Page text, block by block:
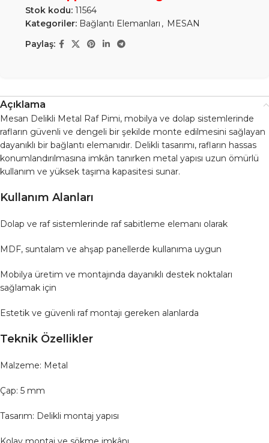
Stok kodu: 11564
Kategoriler: Bağlantı Elemanları , MESAN
Paylaş:
Açıklama
Mesan Delikli Metal Raf Pimi, mobilya ve dolap sistemlerinde
rafların güvenli ve dengeli bir şekilde monte edilmesini sağlayan
dayanıklı bir bağlantı elemanıdır. Delikli tasarımı, rafların hassas
konumlandırılmasına imkân tanırken metal yapısı uzun ömürlü
kullanım ve yüksek taşıma kapasitesi sunar.
Kullanım Alanları
Dolap ve raf sistemlerinde raf sabitleme elemanı olarak
MDF, suntalam ve ahşap panellerde kullanıma uygun
Mobilya üretim ve montajında dayanıklı destek noktaları
sağlamak için
Estetik ve güvenli raf montajı gereken alanlarda
Teknik Özellikler
Malzeme: Metal
Çap: 5 mm
Tasarım: Delikli montaj yapısı